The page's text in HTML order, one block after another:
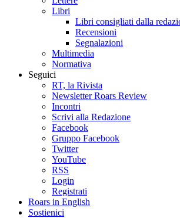
Libri
Libri consigliati dalla
Recensioni
Segnalazioni
Multimedia
Normativa
Seguici
RT, la Rivista
Newsletter Roars Review
Incontri
Scrivi alla Redazione
Facebook
Gruppo Facebook
Twitter
YouTube
RSS
Login
Registrati
Roars in English
Sostienici